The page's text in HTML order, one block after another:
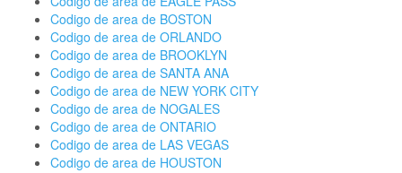
Codigo de area de BOSTON
Codigo de area de ORLANDO
Codigo de area de BROOKLYN
Codigo de area de SANTA ANA
Codigo de area de NEW YORK CITY
Codigo de area de NOGALES
Codigo de area de ONTARIO
Codigo de area de LAS VEGAS
Codigo de area de HOUSTON